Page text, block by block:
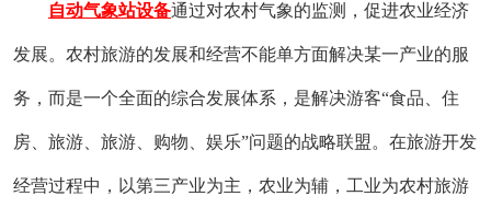
自动气象站设备通过对农村气象的监测，促进农业经济
发展。农村旅游的发展和经营不能单方面解决某一产业的服
务，而是一个全面的综合发展体系，是解决游客“食品、住
房、旅游、旅游、购物、娱乐”问题的战略联盟。在旅游开发
经营过程中，以第三产业为主，农业为辅，工业为农村旅游